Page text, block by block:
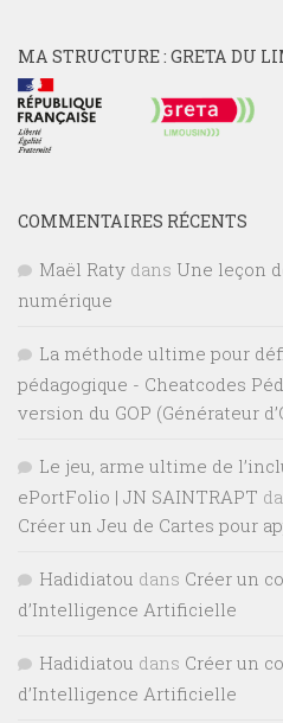
MA STRUCTURE : GRETA DU
COMMENTAIRES RÉCENTS
Maël Raty dans Une leçon
numérique
La méthode ultime pour
pédagogique - Cheatcodes
version du GOP (Générateur
Le jeu, arme ultime de
ePortFolio | JN SAINTRAPT
Créer un Jeu de Cartes pour
Hadidiatou dans Créer un
d’Intelligence Artificielle
Hadidiatou dans Créer un
d’Intelligence Artificielle